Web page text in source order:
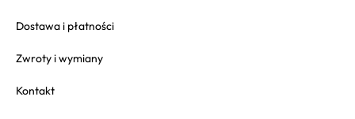
Dostawa i płatności
Zwroty i wymiany
Kontakt